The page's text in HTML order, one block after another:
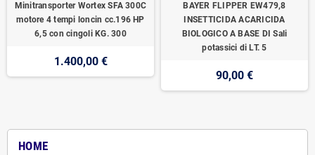
HOME
Minitransporter Wortex SFA 300C
motore 4 tempi loncin cc.196 HP
6,5 con cingoli KG. 300
1.400,00 €
BAYER FLIPPER EW479,8
INSETTICIDA ACARICIDA
BIOLOGICO A BASE DI Sali
potassici di LT. 5
90,00 €